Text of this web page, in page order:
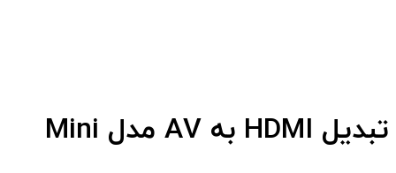
تبدیل HDMI به AV مدل Mini